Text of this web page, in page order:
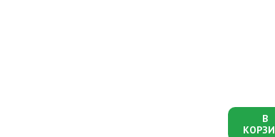
В